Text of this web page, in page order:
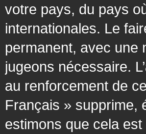
votre pays, du pays
internationales. Le
permanent, avec une
jugeons nécessaire.
au renforcement de
Français » supprime,
estimons que cela